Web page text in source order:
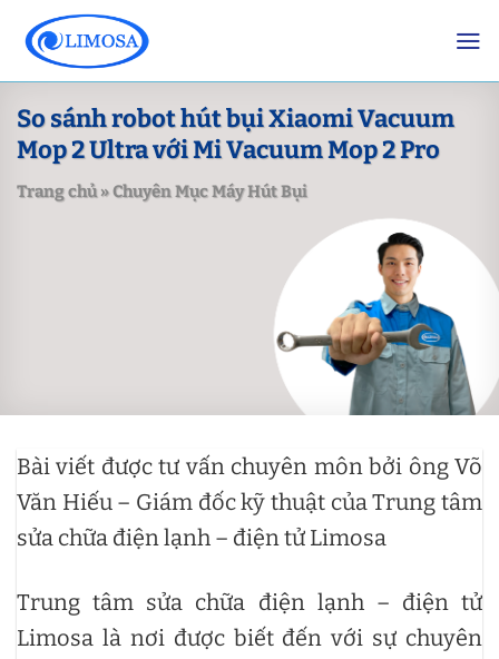
content
So sánh robot hút bụi Xiaomi Vacuum
Mop 2 Ultra với Mi Vacuum Mop 2 Pro
Trang chủ»Chuyên Mục Máy Hút Bụi
Bài viết được tư vấn chuyên môn bởi ông Võ
Văn Hiếu – Giám đốc kỹ thuật của Trung tâm
sửa chữa điện lạnh – điện tử Limosa
Trung tâm sửa chữa điện lạnh – điện tử
Limosa là nơi được biết đến với sự chuyên